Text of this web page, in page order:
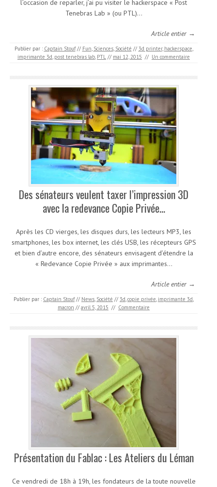
l’occasion de reparler, j’ai pu visiter le hackerspace « Post
Tenebras Lab » (ou PTL)…
Article entier →
Publier par : Captain Stouf // Fun, Sciences, Société // 3d printer, hackerspace,
imprimante 3d, post tenebras lab, PTL // mai 12, 2015 // Un commentaire
Des sénateurs veulent taxer l’impression 3D
avec la redevance Copie Privée…
Après les CD vierges, les disques durs, les lecteurs MP3, les
smartphones, les box internet, les clés USB, les récepteurs GPS
et bien d’autre encore, des sénateurs envisagent d’étendre la
« Redevance Copie Privée » aux imprimantes…
Article entier →
Publier par : Captain Stouf // News, Société // 3d,copie privée, imprimante 3d,
macron // avril 5, 2015 // Commentaire
Présentation du Fablac : Les Ateliers du Léman
Ce vendredi de 18h à 19h, les fondateurs de la toute nouvelle